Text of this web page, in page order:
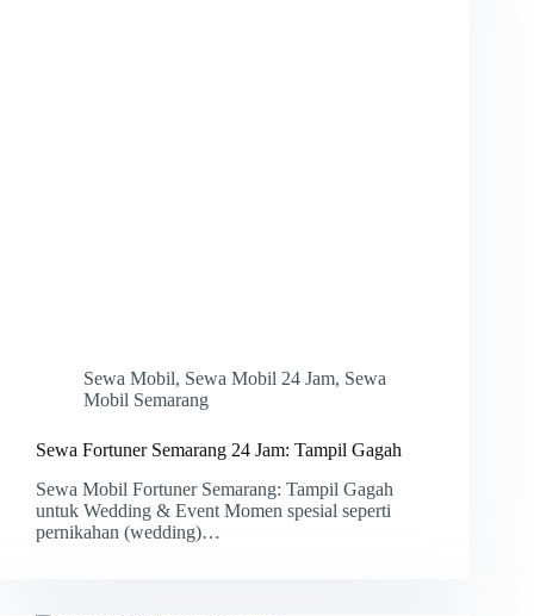
Sewa Mobil, Sewa Mobil 24 Jam, Sewa
Mobil Semarang
Sewa Fortuner Semarang 24 Jam: Tampil Gagah
Sewa Mobil Fortuner Semarang: Tampil Gagah
untuk Wedding & Event Momen spesial seperti
pernikahan (wedding)…